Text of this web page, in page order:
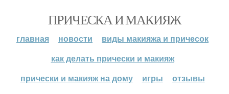
ПРИЧЕСКА И МАКИЯЖ
главная новости
виды макияжа и причесок
как делать прически и макияж
прически и макияж на дому
игры отзывы